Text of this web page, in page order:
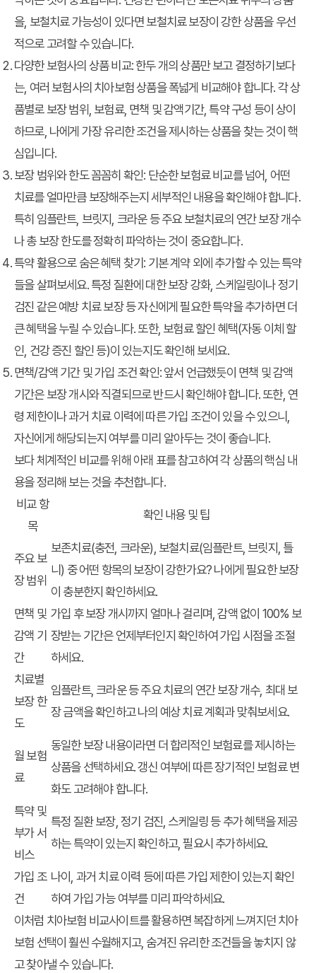
을, 보철치료 가능성이 있다면 보철치료 보장이 강한 상품을 우선
적으로 고려할 수 있습니다.
다양한 보험사의 상품 비교: 한두 개의 상품만 보고 결정하기보다
는, 여러 보험사의 치아보험 상품을 폭넓게 비교해야 합니다. 각 상
품별로 보장 범위, 보험료, 면책 및 감액기간, 특약 구성 등이 상이
하므로, 나에게 가장 유리한 조건을 제시하는 상품을 찾는 것이 핵
심입니다.
보장 범위와 한도 꼼꼼히 확인: 단순한 보험료 비교를 넘어, 어떤
치료를 얼마만큼 보장해주는지 세부적인 내용을 확인해야 합니다.
특히 임플란트, 브릿지, 크라운 등 주요 보철치료의 연간 보장 개수
나 총 보장 한도를 정확히 파악하는 것이 중요합니다.
특약 활용으로 숨은 혜택 찾기 : 기본 계약 외에 추가할 수 있는 특약
들을 살펴보세요. 특정 질환에 대한 보장 강화, 스케일링이나 정기
검진 같은 예방 치료 보장 등 자신에게 필요한 특약을 추가하면 더
큰 혜택을 누릴 수 있습니다. 또한, 보험료 할인 혜택(자동 이체 할
인, 건강 증진 할인 등)이 있는지도 확인해 보세요.
면책/감액 기간 및 가입 조건 확인: 앞서 언급했듯이 면책 및 감액
기간은 보장 개시와 직결되므로 반드시 확인해야 합니다. 또한, 연
령 제한이나 과거 치료 이력에 따른 가입 조건이 있을 수 있으니,
자신에게 해당되는지 여부를 미리 알아두는 것이 좋습니다.
보다 체계적인 비교를 위해 아래 표를 참고하여 각 상품의 핵심 내
용을 정리해 보는 것을 추천합니다.
비교 항
목
확인 내용 및 팁
주요 보
장 범위
보존치료(충전, 크라운), 보철치료(임플란트, 브릿지, 틀
니) 중 어떤 항목의 보장이 강한가요? 나에게 필요한 보장
이 충분한지 확인하세요.
면책 및
감액 기
간
가입 후 보장 개시까지 얼마나 걸리며, 감액 없이 100% 보
장받는 기간은 언제부터인지 확인하여 가입 시점을 조절
하세요.
치료별
보장 한
도
임플란트, 크라운 등 주요 치료의 연간 보장 개수, 최대 보
장 금액을 확인하고 나의 예상 치료 계획과 맞춰보세요.
월 보험
료
동일한 보장 내용이라면 더 합리적인 보험료를 제시하는
상품을 선택하세요. 갱신 여부에 따른 장기적인 보험료 변
화도 고려해야 합니다.
특약 및
부가 서
비스
특정 질환 보장, 정기 검진, 스케일링 등 추가 혜택을 제공
하는 특약이 있는지 확인하고, 필요시 추가하세요.
가입 조
건
나이, 과거 치료 이력 등에 따른 가입 제한이 있는지 확인
하여 가입 가능 여부를 미리 파악하세요.
이처럼 치아보험 비교사이트를 활용하면 복잡하게 느껴지던 치아
보험 선택이 훨씬 수월해지고, 숨겨진 유리한 조건들을 놓치지 않
고 찾아낼 수 있습니다.